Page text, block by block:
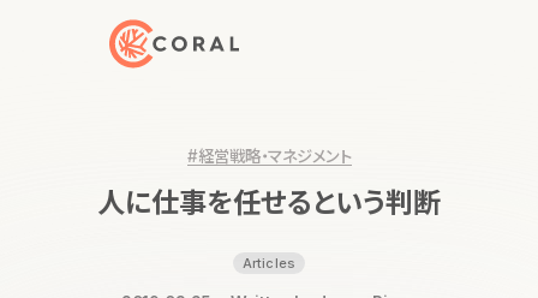
トップページへ戻る
#経営戦略・マネジメント
人に仕事を任せるという判断
Articles